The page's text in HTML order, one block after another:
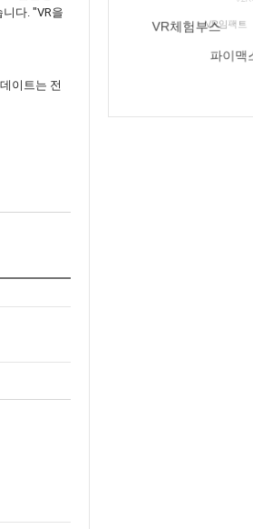
다. "VR을
이트는 전